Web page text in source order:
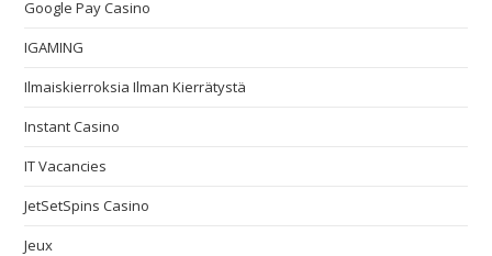
Google Pay Casino
IGAMING
Ilmaiskierroksia Ilman Kierrätystä
Instant Casino
IT Vacancies
JetSetSpins Casino
Jeux